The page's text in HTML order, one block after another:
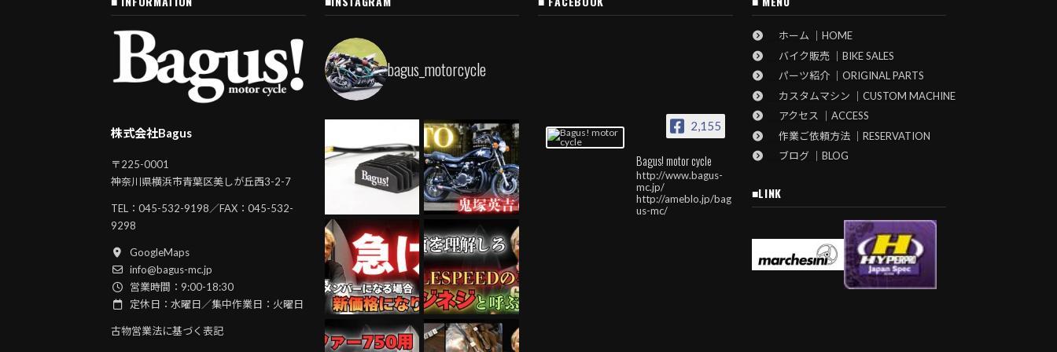
株式会社Bagus
〒225-0001
神奈川県横浜市青葉区美しが丘西3-2-7
TEL： 045-532-9198／FAX：045-532-
9298
GoogleMaps
info@bagus-mc.jp
営業時間：9:00-18:30
定休日：水曜日／集中作業日：火曜日
古物営業法に基づく表記
bagus_motorcycle
2,155
Bagus! motor cycle
http://www.bagus-
mc.jp/
http://ameblo.jp/bag
us-mc/
ホーム ｜HOME
バイク販売 ｜BIKE SALES
パーツ紹介 ｜ORIGINAL PARTS
カスタムマシン ｜CUSTOM MACHINE
アクセス ｜ACCESS
作業ご依頼方法 ｜RESERVATION
ブログ ｜BLOG
■LINK